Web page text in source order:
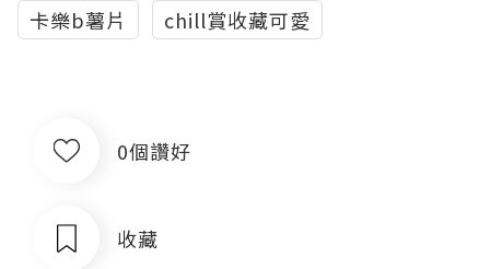
卡樂b薯片
chill賞收藏可愛
0個讚好
收藏